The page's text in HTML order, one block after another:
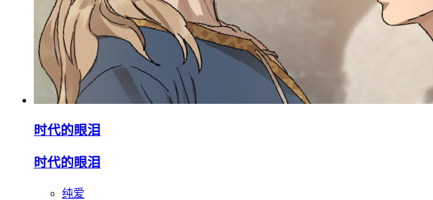
时代的眼泪
时代的眼泪
纯爱